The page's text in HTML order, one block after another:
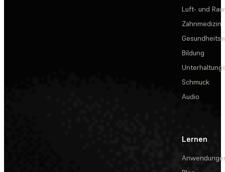
Luft- und
Zahnmedizin
Bildung
Schmuck
Audio
Lernen